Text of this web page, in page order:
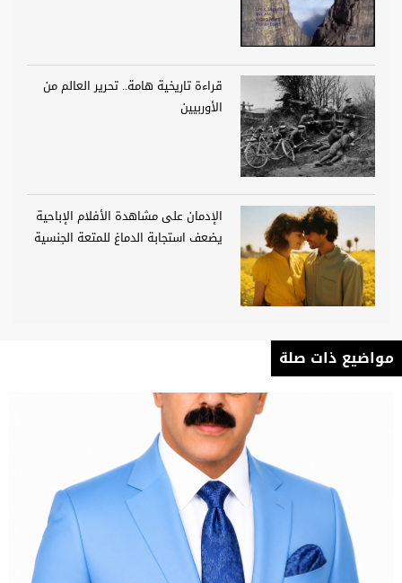
قراءة تاريخية هامة.. تحرير العالم من
الأوربيين
الإدمان على مشاهدة الأفلام الإباحية
يضعف استجابة الدماغ للمتعة الجنسية
مواضيع ذات صلة